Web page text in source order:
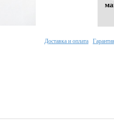
Доставка и оплата